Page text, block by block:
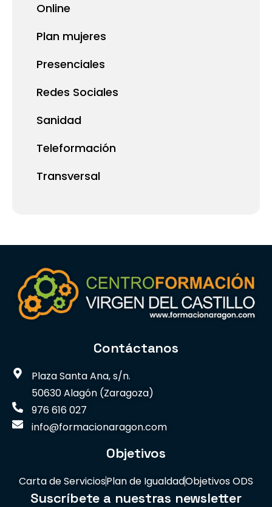
Online
Plan mujeres
Presenciales
Redes Sociales
Sanidad
Teleformación
Transversal
Contáctanos
Plaza Santa Ana, s/n.
50630 Alagón (Zaragoza)
976 616 027
info@formacionaragon.com
Objetivos
Carta de ServiciosPlan de IgualdadObjetivos ODS
Suscríbete a nuestras newsletter